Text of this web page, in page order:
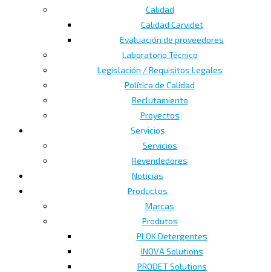
Calidad
Calidad Carvidet
Evaluación de proveedores
Laboratorio Técnico
Legislación / Requisitos Legales
Política de Calidad
Reclutamiento
Proyectos
Servicios
Servicios
Revendedores
Noticias
Productos
Marcas
Produtos
PLOK Detergentes
INOVA Solutions
PRODET Solutions